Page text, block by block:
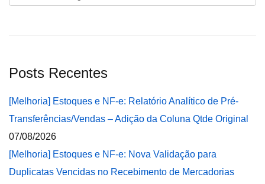
Posts Recentes
[Melhoria] Estoques e NF-e: Relatório Analítico de Pré-
Transferências/Vendas – Adição da Coluna Qtde Original
07/08/2026
[Melhoria] Estoques e NF-e: Nova Validação para
Duplicatas Vencidas no Recebimento de Mercadorias